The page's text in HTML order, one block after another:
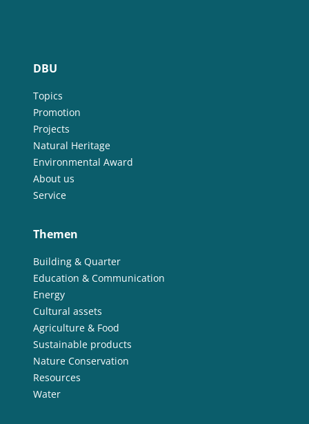
DBU
Topics
Promotion
Projects
Natural Heritage
Environmental Award
About us
Service
Themen
Building & Quarter
Education & Communication
Energy
Cultural assets
Agriculture & Food
Sustainable products
Nature Conservation
Resources
Water